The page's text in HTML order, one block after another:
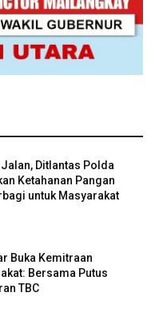
Jalan, Ditlantas Polda
Ketahanan Pangan
untuk Masyarakat
Buka Kemitraan
Bersama Putus
TBC